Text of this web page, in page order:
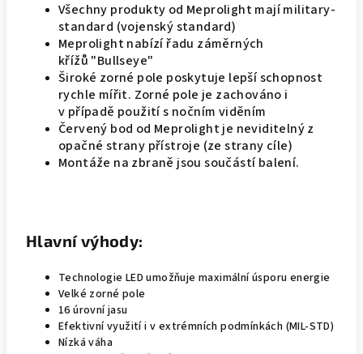
Všechny produkty od Meprolight mají military-
standard (vojenský standard)
Meprolight nabízí řadu záměrných
křížů "Bullseye"
Široké zorné pole poskytuje lepší schopnost
rychle mířit. Zorné pole je zachováno i
v případě použití s nočním viděním
Červený bod od Meprolight je neviditelný z
opačné strany přístroje (ze strany cíle)
Montáže na zbraně jsou součástí balení.
Hlavní výhody:
Technologie LED umožňuje maximální úsporu energie
Velké zorné pole
16 úrovní jasu
Efektivní využití i v extrémních podmínkách (MIL-STD)
Nízká váha